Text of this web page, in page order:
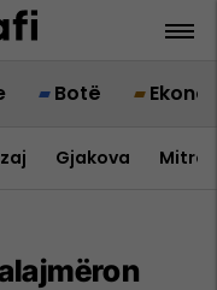
Botë
Gjakova